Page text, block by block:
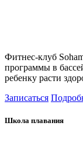
Фитнес-клуб
программы в
ребенку расти
Записаться
Школа плавания